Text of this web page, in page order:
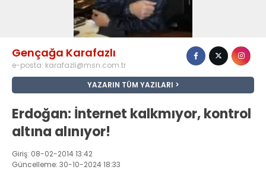
Gençağa Karafazlı
e-posta: karafazli@msn.com.tr
YAZARIN TÜM YAZILARI
Erdoğan: İnternet kalkmıyor, kontrol
altına alınıyor!
Giriş: 08-02-2014 13:42
Güncelleme: 30-10-2024 18:33